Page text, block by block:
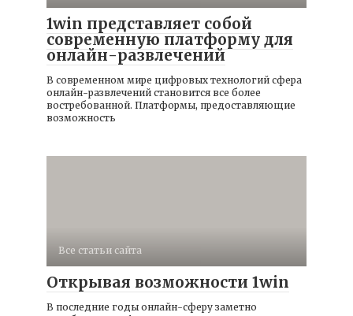
1win представляет собой
современную платформу для
онлайн-развлечений
В современном мире цифровых технологий сфера
онлайн-развлечений становится все более
востребованной. Платформы, предоставляющие
возможность
Все статьи сайта
Открывая возможности 1win
В последние годы онлайн-сферу заметно